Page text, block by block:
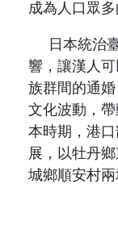
成為人口眾多
日本統治
響，讓漢人
族群間的通
文化波動，
本時期，港
展，以牡丹
城鄉順安村兩